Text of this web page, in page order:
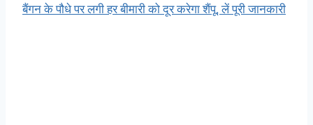
बैंगन के पौधे पर लगी हर बीमारी को दूर करेगा शैंपू, लें पूरी जानकारी